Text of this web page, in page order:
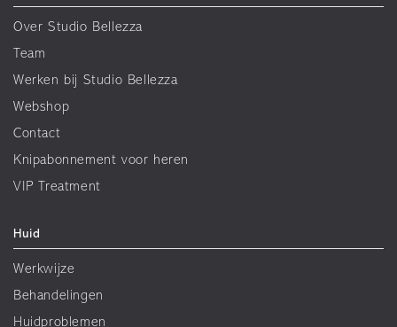
Over Studio Bellezza
Team
Werken bij Studio Bellezza
Webshop
Contact
Knipabonnement voor heren
VIP Treatment
Huid
Werkwijze
Behandelingen
Huidproblemen